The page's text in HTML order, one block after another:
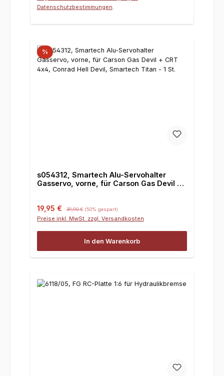
Datenschutzbestimmungen
%
s054312, Smartech Alu-Servohalter
Gasservo, vorne, für Carson Gas Devil +
Verkaufspreis:
19,95 € Regulärer Preis:
39,90 € (50% gespart)
Preise inkl. MwSt. zzgl. Versandkosten
In den Warenkorb